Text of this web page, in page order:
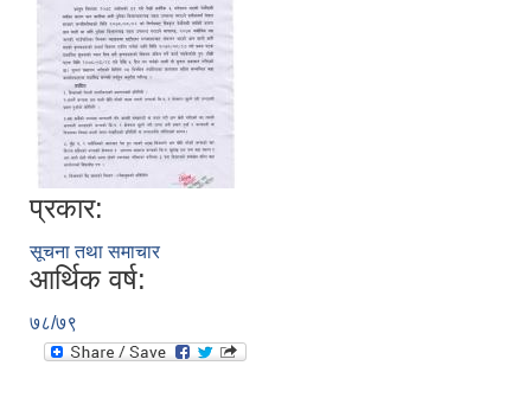
प्रकार:
सूचना तथा समाचार
आर्थिक वर्ष:
७८/७९